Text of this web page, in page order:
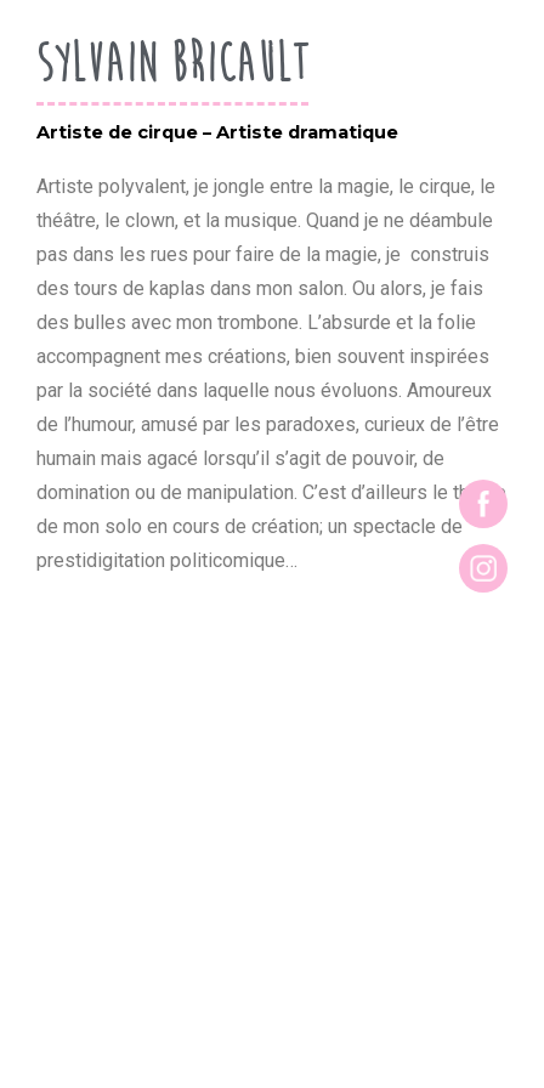
Sylvain Bricault
Artiste de cirque – Artiste dramatique
Artiste polyvalent, je jongle entre la magie, le cirque, le
théâtre, le clown, et la musique. Quand je ne déambule
pas dans les rues pour faire de la magie, je construis
des tours de kaplas dans mon salon. Ou alors, je fais
des bulles avec mon trombone. L’absurde et la folie
accompagnent mes créations, bien souvent inspirées
par la société dans laquelle nous évoluons. Amoureux
de l’humour, amusé par les paradoxes, curieux de l’être
humain mais agacé lorsqu’il s’agit de pouvoir, de
domination ou de manipulation. C’est d’ailleurs le thème
de mon solo en cours de création; un spectacle de
prestidigitation politicomique…